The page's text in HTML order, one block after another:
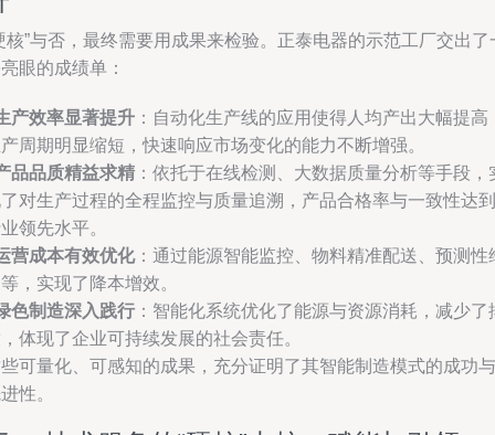
核”与否，最终需要用成果来检验。正泰电器的示范工厂交出了
眼的成绩单：
产效率显著提升 ：自动化生产线的应用使得人均产出大幅提高
周期明显缩短，快速响应市场变化的能力不断增强。
品品质精益求精 ：依托于在线检测、大数据质量分析等手段，
对生产过程的全程监控与质量追溯，产品合格率与一致性达到
领先水平。
营成本有效优化：通过能源智能监控、物料精准配送、预测性
，实现了降本增效。
色制造深入践行 ：智能化系统优化了能源与资源消耗，减少了
体现了企业可持续发展的社会责任。
可量化、可感知的成果，充分证明了其智能制造模式的成功与
性。